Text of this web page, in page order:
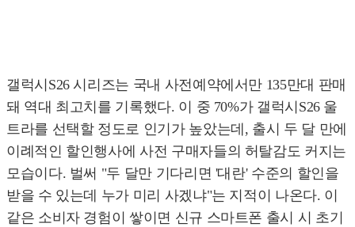
갤럭시S26 시리즈는 국내 사전예약에서만 135만대 판매
돼 역대 최고치를 기록했다. 이 중 70%가 갤럭시S26 울
트라를 선택할 정도로 인기가 높았는데, 출시 두 달 만에
이례적인 할인행사에 사전 구매자들의 허탈감도 커지는
모습이다. 벌써 "두 달만 기다리면 '대란' 수준의 할인을
받을 수 있는데 누가 미리 사겠냐"는 지적이 나온다. 이
같은 소비자 경험이 쌓이면 신규 스마트폰 출시 시 초기